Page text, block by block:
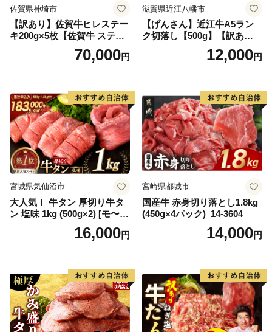
佐賀県神埼市
【訳あり】佐賀牛ヒレステー
キ200g×5枚【佐賀牛 ステー
キ ブランド肉 ヒレ肉 フィレ
肉 ジューシー ヘルシー】(H0
70,000円
滋賀県近江八幡市
【げんさん】近江牛A5ラン
ク切落し【500g】【訳あり】
12,000円
宮城県気仙沼市
大人気！ 牛タン 厚切り牛タ
ン 塩味 1kg (500g×2) [モ〜ラ
ンド 宮城県 気仙沼市 205646
60] 肉 牛肉 精肉 牛たん 牛タ
厚切り タン
16,000円
宮崎県都城市
国産牛 赤身切り落とし1.8kg
(450g×4パック)_14-3604
14,000円